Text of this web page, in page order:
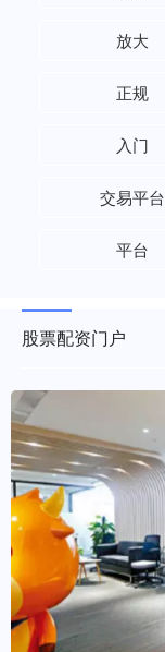
放大
正规
入门
交易平台
平台
股票配资门户